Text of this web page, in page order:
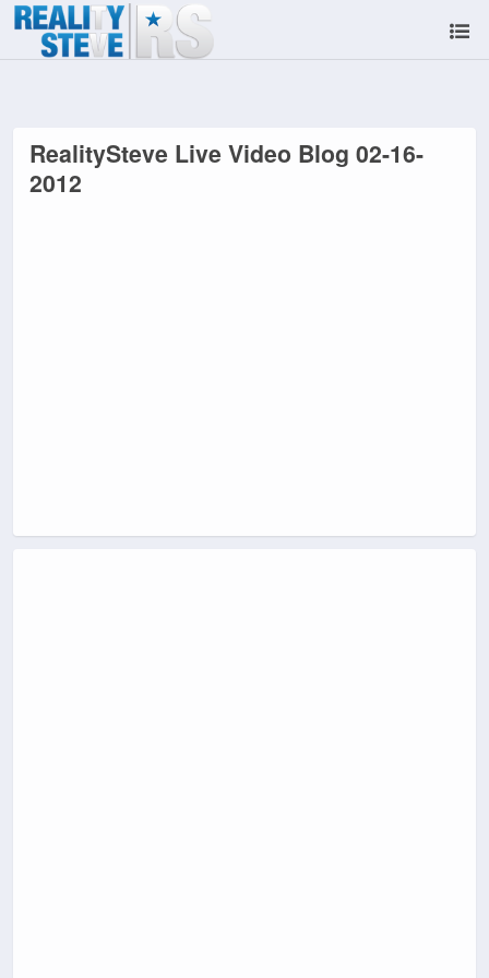
RealitySteve Live Video Blog 02-16-
2012